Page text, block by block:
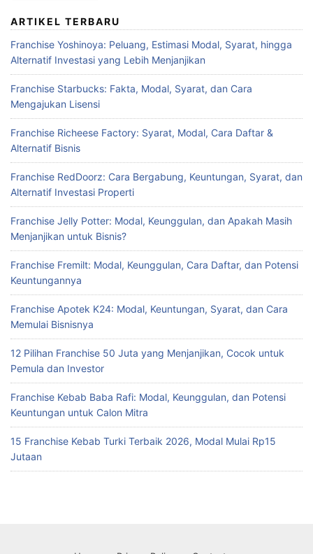
ARTIKEL TERBARU
Franchise Yoshinoya: Peluang, Estimasi Modal, Syarat, hingga
Alternatif Investasi yang Lebih Menjanjikan
Franchise Starbucks: Fakta, Modal, Syarat, dan Cara
Mengajukan Lisensi
Franchise Richeese Factory: Syarat, Modal, Cara Daftar &
Alternatif Bisnis
Franchise RedDoorz: Cara Bergabung, Keuntungan, Syarat, dan
Alternatif Investasi Properti
Franchise Jelly Potter: Modal, Keunggulan, dan Apakah Masih
Menjanjikan untuk Bisnis?
Franchise Fremilt: Modal, Keunggulan, Cara Daftar, dan Potensi
Keuntungannya
Franchise Apotek K24: Modal, Keuntungan, Syarat, dan Cara
Memulai Bisnisnya
12 Pilihan Franchise 50 Juta yang Menjanjikan, Cocok untuk
Pemula dan Investor
Franchise Kebab Baba Rafi: Modal, Keunggulan, dan Potensi
Keuntungan untuk Calon Mitra
15 Franchise Kebab Turki Terbaik 2026, Modal Mulai Rp15
Jutaan